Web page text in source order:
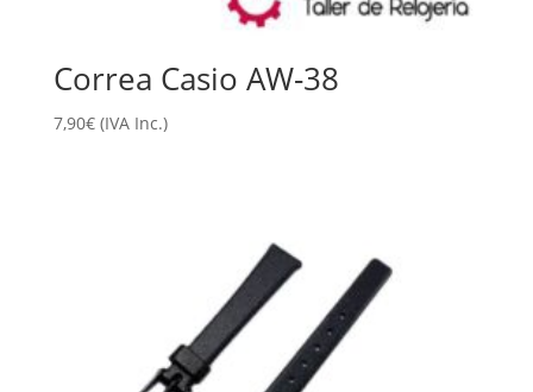
Correa Casio AW-38
7,90€ (IVA Inc.)